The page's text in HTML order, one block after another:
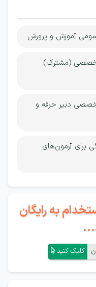
آموزش و پرورش
تخصصی (مشترک)
دبیر حرفه و
برای آزمون‌های
به رایگان
کلیک کنید